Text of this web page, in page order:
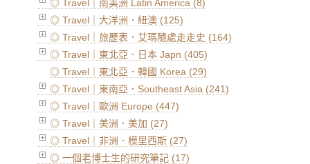
◎ Travel｜南美洲 Latin America (8)
◎ Travel｜大洋洲．紐澳 (125)
◎ Travel｜旅歷表．艾瑪隨處走走史 (164)
◎ Travel｜東北亞．日本 Japn (405)
◎ Travel｜東北亞．韓國 Korea (29)
◎ Travel｜東南亞．Southeast Asia (241)
◎ Travel｜歐洲 Europe (447)
◎ Travel｜美洲．美加 (27)
◎ Travel｜非洲．模里西斯 (27)
◎ 一個老博士生的研究筆記 (17)